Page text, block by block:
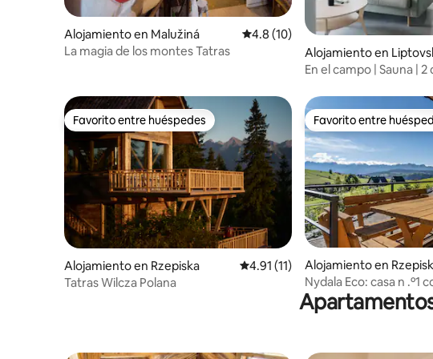
Alojamiento en Malužiná Calificación promedio: 4.8 de 5, 10
4.8 (10)
La magia de los montes Tatras
Alojamiento en
tiašovce
En el campo | Sauna |
Favorito entre huéspedes
Favorito entre huéspedes
Alojamiento en Rzepiska Calificación promedio: 4.91 de 5, 11
4.91 (11)
Tatras Wilcza Polana
Favorito entre
Favorito entre
Alojamiento en
Nydala Eco: casa n .º1
chimenea y vistas